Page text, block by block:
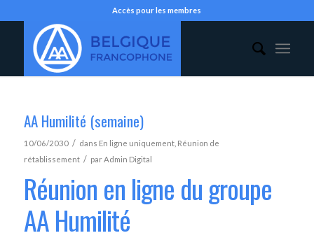
Accès pour les membres
AA Humilité (semaine)
10/06/2030 / dans En ligne uniquement, Réunion de
rétablissement / parAdmin Digital
Réunion en ligne du groupe
AA Humilité